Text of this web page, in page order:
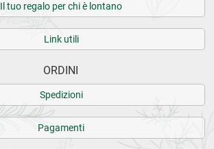
Il tuo regalo per chi è lontano
Link utili
ORDINI
Spedizioni
Pagamenti